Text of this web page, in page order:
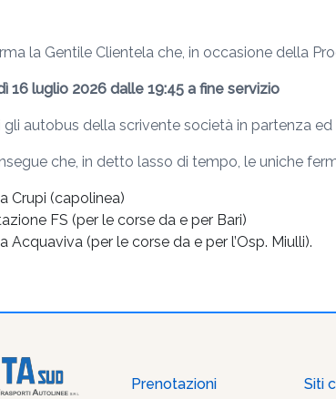
la Gentile Clientela che, in occasione della
16 luglio 2026 dalle 19:45 a fine servizio
autobus della scrivente società in partenza ed
che, in detto lasso di tempo, le uniche
Crupi (capolinea)
FS (per le corse da e per Bari)
Acquaviva (per le corse da e per l’Osp. Miulli).
Prenotazioni Siti